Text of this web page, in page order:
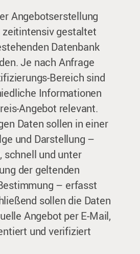
Angebotserstellung
gestaltet
Datenbank
Je nach Anfrage
Bereich sind
Informationen
Angebot relevant.
Daten sollen in einer
und Darstellung –
schnell und unter
der geltenden
– erfasst
sollen die Daten
Angebot per E-Mail,
und verifiziert